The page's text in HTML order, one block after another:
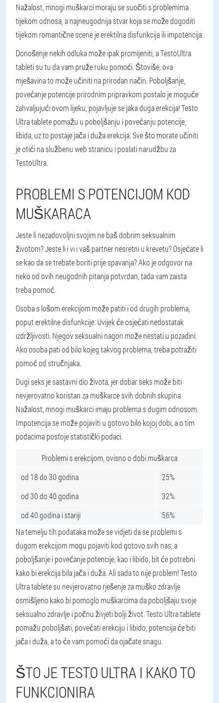
Nažalost, mnogi muškarci moraju se suočiti s problemima
tijekom odnosa, a najneugodnija stvar koja se može dogoditi
tijekom romantične scene je erektilna disfunkcija ili impotencija.
Donošenje nekih odluka može ipak promijeniti, a TestoUltra
tableti su tu da vam pruže ruku pomoći. Štoviše, ova
mješavina to može učiniti na prirodan način. Poboljšanje,
povećanje potencije prirodnim pripravkom postalo je moguće
zahvaljujući ovom lijeku, pojavljuje se jaka duga erekcija! Testo
Ultra tablete pomažu u poboljšanju i povećanju potencije,
libida, uz to postaje jača i duža erekcija. Sve što morate učiniti
je otići na službenu web stranicu i poslati narudžbu za
TestoUltra.
PROBLEMI S POTENCIJOM KOD
MUŠKARACA
Jeste li nezadovoljni svojim ne baš dobrim seksualnim
životom? Jeste li i vi i vaš partner nesretni u krevetu? Osjećate li
se kao da se trebate boriti prije spavanja? Ako je odgovor na
neko od ovih neugodnih pitanja potvrdan, tada vam zaista
treba pomoć.
Osoba s lošom erekcijom može patiti i od drugih problema,
poput erektilne disfunkcije. Uvijek će osjećati nedostatak
izdržljivosti. Njegov seksualni nagon može nestati u pozadini.
Ako osoba pati od bilo kojeg takvog problema, treba potražiti
pomoć od stručnjaka.
Dugi seks je sastavni dio života, jer dobar seks može biti
nevjerovatno koristan za muškarce svih dobnih skupina.
Nažalost, mnogi muškarci imaju problema s dugim odnosom.
Impotencija se može pojaviti u gotovo bilo kojoj dobi, a o tim
podacima postoje statistički podaci.
Problemi s erekcijom, ovisno o dobi muškarca
od 18 do 30 godina
25%
od 30 do 40 godina
32%
od 40 godina i stariji
56%
Na temelju tih podataka može se vidjeti da se problemi s
dugom erekcijom mogu pojaviti kod gotovo svih nas, a
poboljšanje i povećanje potencije, kao i libido, bit će potrebni
kako bi erekcija bila jača i duža. Ali sada to nije problem! Testo
Ultra tablete su nevjerovatno rješenje za muško zdravlje
osmišljeno kako bi pomoglo muškarcima da poboljšaju svoje
seksualno zdravlje i počnu živjeti bolji život. Testo Ultra tablete
pomažu poboljšati, povećati erekciju i libido, potencija će biti
jača i duža, a to će vam pomoći da ojačate snagu.
ŠTO JE TESTO ULTRA I KAKO TO
FUNKCIONIRA